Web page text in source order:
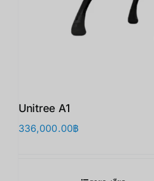
Unitree A1
336,000.00฿